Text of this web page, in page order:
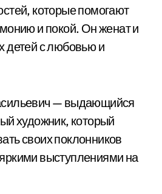
которые помогают
и покой. Он женат и
детей с любовью и
— выдающийся
художник, который
своих поклонников
выступлениями на